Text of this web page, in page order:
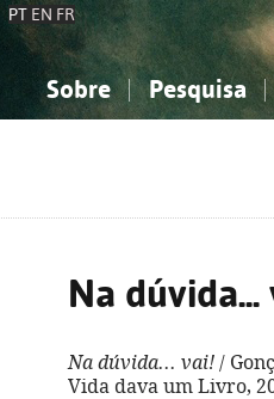
PT EN FR
Sobre Pesquisa
Na dúvida...
Na dúvida... vai! /
Vida dava um Livro,